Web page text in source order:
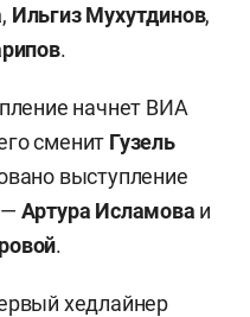
, Ильгиз Мухутдинов,
.
начнет ВИА
сменит Гузель
выступление
— Артура Исламова и
.
хедлайнер